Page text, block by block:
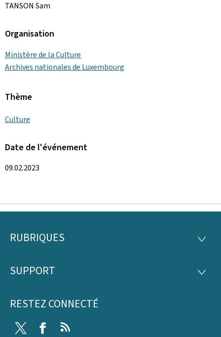
TANSON Sam
Organisation
Ministère de la Culture
Archives nationales de Luxembourg
Thème
Culture
Date de l'événement
09.02.2023
Pied
page
RUBRIQUES
SUPPORT
RESTEZ CONNECTÉ
Twitter Facebook